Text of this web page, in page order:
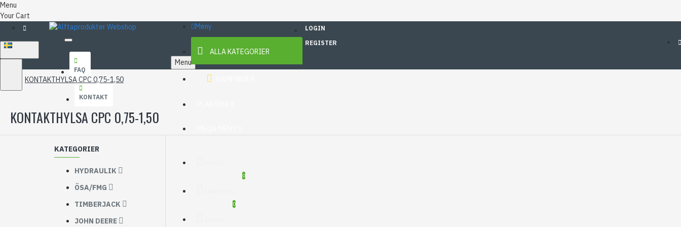
Menu
Your Cart
FAQ
KONTAKT
Meny
ALLA KATEGORIER
0
0
LOGIN
REGISTER
Menu
KONTAKTHYLSA CPC 0,75-1,50
KONTAKTHYLSA CPC 0,75-1,50
KATEGORIER
HYDRAULIK
ÖSA/FMG
TIMBERJACK
JOHN DEERE